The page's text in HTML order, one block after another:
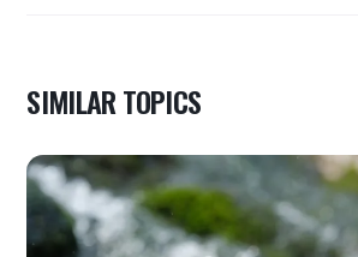
SIMILAR TOPICS